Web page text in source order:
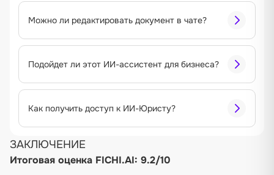
Можно ли редактировать документ в чате?
Подойдет ли этот ИИ-ассистент для бизнеса?
Как получить доступ к ИИ-Юристу?
ЗАКЛЮЧЕНИЕ
Итоговая оценка FICHI.AI: 9.2/10